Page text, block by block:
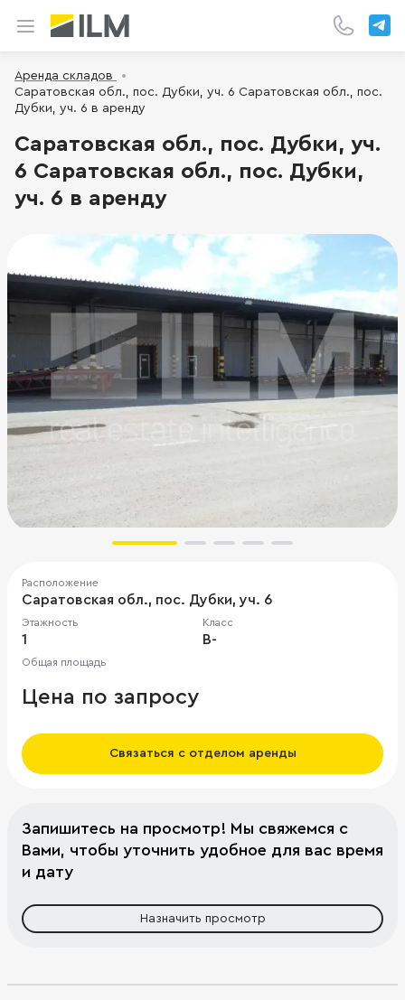
Аренда складов
Саратовская обл., пос. Дубки, уч. 6 Саратовская обл., пос.
Дубки, уч. 6 в аренду
Саратовская обл., пос. Дубки, уч.
6 Саратовская обл., пос. Дубки,
уч. 6 в аренду
Расположение
Саратовская обл., пос. Дубки, уч. 6
Этажность
1
Класс
B-
Общая площадь
Цена по запросу
Связаться с отделом аренды
Запишитесь на просмотр! Мы свяжемся с
Вами, чтобы уточнить удобное для вас время
и дату
Назначить просмотр